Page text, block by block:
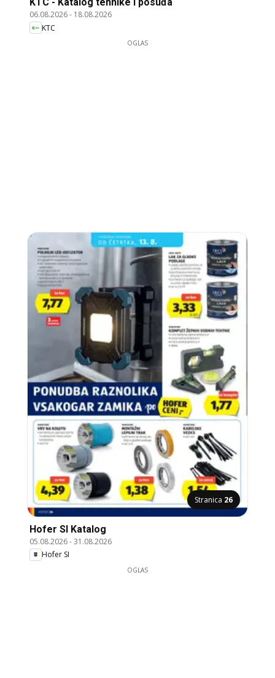
06.08.2026- 18.08.2026
KTC
OGLAS
Stranica 26
Hofer SI Katalog
05.08.2026-31.08.2026
Hofer SI
OGLAS